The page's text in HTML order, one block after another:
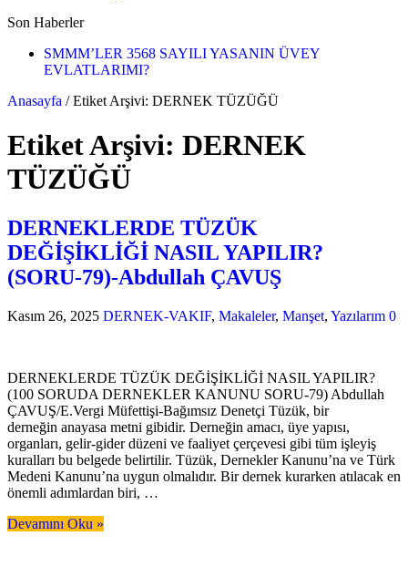
Son Haberler
SMMM’LER 3568 SAYILI YASANIN ÜVEY
EVLATLARIMI?
Anasayfa / Etiket Arşivi: DERNEK TÜZÜĞÜ
Etiket Arşivi: DERNEK
TÜZÜĞÜ
DERNEKLERDE TÜZÜK
DEĞİŞİKLİĞİ NASIL YAPILIR?
(SORU-79)-Abdullah ÇAVUŞ
Kasım 26, 2025 DERNEK-VAKIF, Makaleler, Manşet, Yazılarım 0
DERNEKLERDE TÜZÜK DEĞİŞİKLİĞİ NASIL YAPILIR?
(100 SORUDA DERNEKLER KANUNU SORU-79) Abdullah
ÇAVUŞ/E.Vergi Müfettişi-Bağımsız Denetçi Tüzük, bir
derneğin anayasa metni gibidir. Derneğin amacı, üye yapısı,
organları, gelir-gider düzeni ve faaliyet çerçevesi gibi tüm işleyiş
kuralları bu belgede belirtilir. Tüzük, Dernekler Kanunu’na ve Türk
Medeni Kanunu’na uygun olmalıdır. Bir dernek kurarken atılacak en
önemli adımlardan biri, …
Devamını Oku »